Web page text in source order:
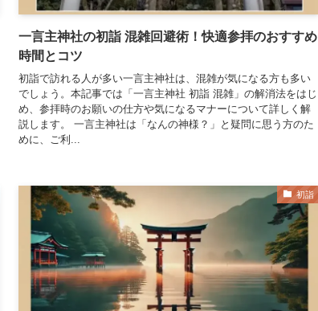
一言主神社の初詣 混雑回避術！快適参拝のおすすめ
時間とコツ
初詣で訪れる人が多い一言主神社は、混雑が気になる方も多い
でしょう。本記事では「一言主神社 初詣 混雑」の解消法をはじ
め、参拝時のお願いの仕方や気になるマナーについて詳しく解
説します。 一言主神社は「なんの神様？」と疑問に思う方のた
めに、ご利...
初詣